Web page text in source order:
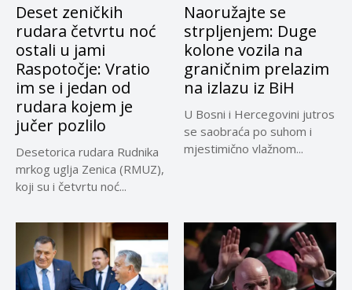
Deset zeničkih
rudara četvrtu noć
ostali u jami
Raspotočje: Vratio
im se i jedan od
rudara kojem je
jučer pozlilo
Desetorica rudara Rudnika
mrkog uglja Zenica (RMUZ),
koji su i četvrtu noć...
Naoružajte se
strpljenjem: Duge
kolone vozila na
graničnim prelazim
na izlazu iz BiH
U Bosni i Hercegovini jutros
se saobraća po suhom i
mjestimično vlažnom...